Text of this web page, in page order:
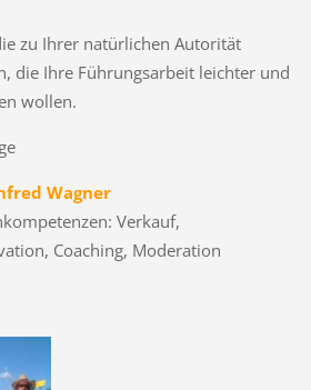
zu Ihrer natürlichen Autorität
die Ihre Führungsarbeit leichter und
wollen.
Wagner
Verkauf,
Coaching, Moderation